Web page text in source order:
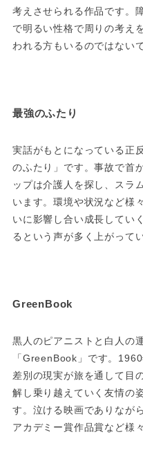
考えさせられる作品です。
で明るい性格で周りの考え
われる方もいるのではない
最強のふたり
実話がもとになっている正
のふたり」です。事故で首
ップは介護人を探し、スラ
います。環境や状況など様
いに影響し合い成長してい
るという声が多く上がって
GreenBook
黒人のピアニストと白人の
「GreenBook」です。
差別の現実が旅を通して目
解し乗り越えていく友情の
す。泣ける映画でありなが
アカデミー賞作品賞など様